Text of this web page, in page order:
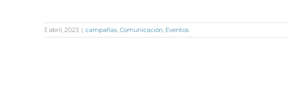
3 abril, 2023 | campañas, Comunicación, Eventos